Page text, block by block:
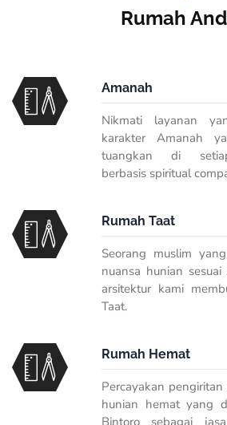
Rumah
Amanah
Nikmati layanan
karakter Amanah
tuangkan di
berbasis spiritual
Rumah Taat
Seorang muslim
nuansa hunian
arsitektur kami
Taat.
Rumah Hemat
Percayakan
hunian hemat yang
Bintoro sebagai